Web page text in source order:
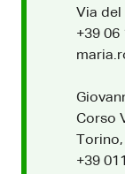
Via del
+39 06
Corso
+39